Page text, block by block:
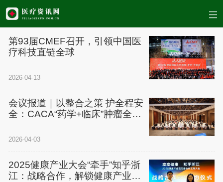
第93届CMEF召开，引领中国医
疗科技直链全球
2026-04-13
会议报道｜以整合之策 护全程安
全：CACA“药学+临床”肿瘤全程
场在沈阳启航
2026-04-03
2025健康产业大会“牵手”知乎浙
江：战略合作，解锁健康产业新